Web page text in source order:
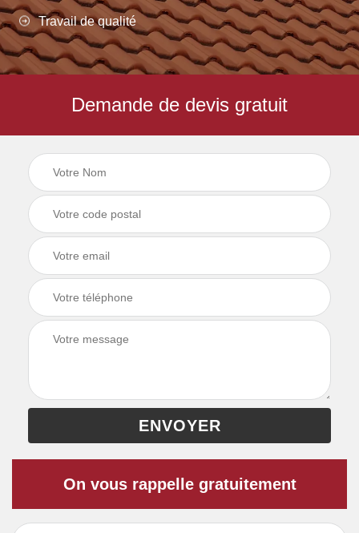
Travail de qualité
Demande de devis gratuit
On vous rappelle gratuitement